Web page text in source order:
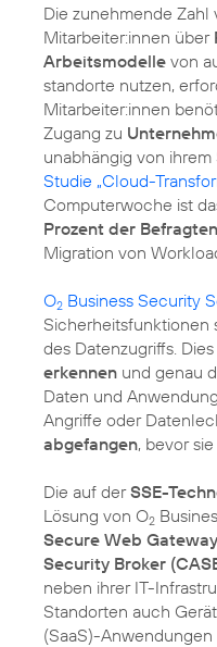
Die zunehmende
Mitarbeiter:innen über
Arbeitsmodelle von
standorte nutzen,
Mitarbeiter:innen
Zugang zu
unabhängig von
Studie „Cloud-
Computerwoche ist
Prozent der
Migration von
O2 Business Security
Sicherheitsfunktionen
des Datenzugriffs.
erkennen und genau
Daten und
Angriffe oder
abgefangen, bevor
Die auf derSSE-
Lösung von O2
Secure Web
Security Broker
neben ihrer IT-
Standorten auch
(SaaS)-Anwendungen